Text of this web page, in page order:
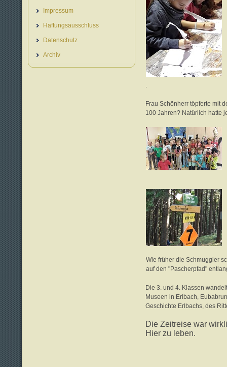
Impressum
Haftungsausschluss
Datenschutz
Archiv
.
Frau Schönherr töpferte mit
100 Jahren? Natürlich hatte
Wie früher die Schmuggler
auf den "Pascherpfad"
Die 3. und 4. Klassen
Museen in Erlbach,
Geschichte Erlbachs, des
Die Zeitreise war
Hier zu leben.